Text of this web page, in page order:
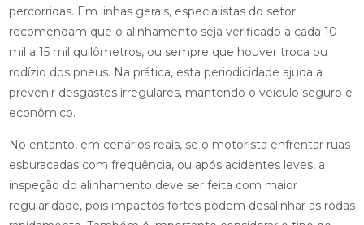
percorridas. Em linhas gerais, especialistas do setor
recomendam que o alinhamento seja verificado a cada 10
mil a 15 mil quilômetros, ou sempre que houver troca ou
rodízio dos pneus. Na prática, esta periodicidade ajuda a
prevenir desgastes irregulares, mantendo o veículo seguro e
econômico.
No entanto, em cenários reais, se o motorista enfrentar ruas
esburacadas com frequência, ou após acidentes leves, a
inspeção do alinhamento deve ser feita com maior
regularidade, pois impactos fortes podem desalinhar as rodas